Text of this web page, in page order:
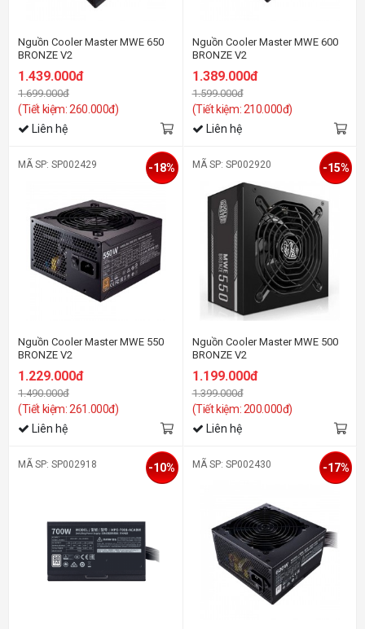
Nguồn Cooler Master MWE 650
BRONZE V2
1.439.000đ
1.699.000đ
(Tiết kiệm: 260.000đ)
Liên hệ
Nguồn Cooler Master MWE 600
BRONZE V2
1.389.000đ
1.599.000đ
(Tiết kiệm: 210.000đ)
Liên hệ
MÃ SP: SP002429
Nguồn Cooler Master MWE 550
BRONZE V2
1.229.000đ
1.490.000đ
(Tiết kiệm: 261.000đ)
-18%
Liên hệ
MÃ SP: SP002920
Nguồn Cooler Master MWE 500
BRONZE V2
1.199.000đ
1.399.000đ
(Tiết kiệm: 200.000đ)
-15%
Liên hệ
MÃ SP: SP002918 -10% MÃ SP: SP002430 -17%